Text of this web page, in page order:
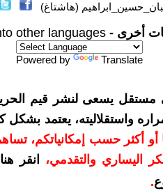
(هاشتاغ)
أخرى - other languages
Powered by Translate
يسعى لنشر قيم الحرية،
واستقلاليته، يعتمد
سنويًا أو أكثر حسب
اليساري والتقدمي،
انقر
.